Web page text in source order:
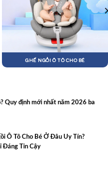
GHẾ NGỒI Ô TÔ CHO BÉ
Quy định mới nhất năm 2026 ba
Ô Tô Cho Bé Ở Đâu Uy Tín?
Đáng Tin Cậy